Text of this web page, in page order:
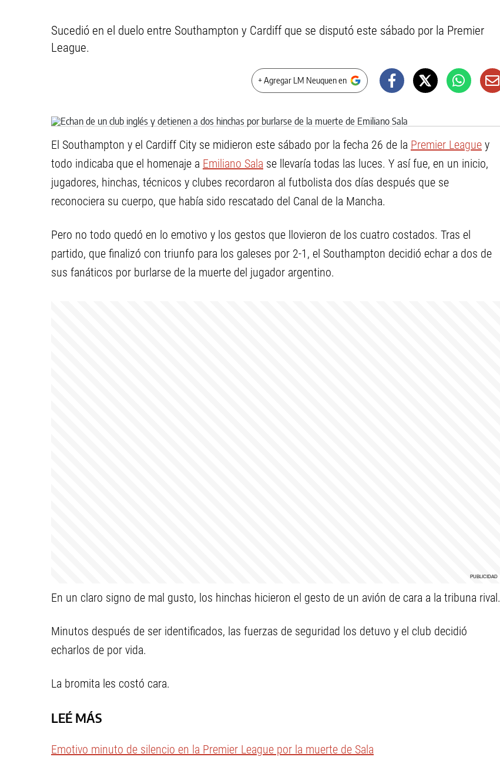
Sucedió en el duelo entre Southampton y Cardiff que se disputó este sábado por la Premier
League.
+ Agregar LM Neuquen en
El Southampton y el Cardiff City se midieron este sábado por la fecha 26 de la Premier League y
todo indicaba que el homenaje a Emiliano Sala se llevaría todas las luces. Y así fue, en un inicio,
jugadores, hinchas, técnicos y clubes recordaron al futbolista dos días después que se
reconociera su cuerpo, que había sido rescatado del Canal de la Mancha.
Pero no todo quedó en lo emotivo y los gestos que llovieron de los cuatro costados. Tras el
partido, que finalizó con triunfo para los galeses por 2-1, el Southampton decidió echar a dos de
sus fanáticos por burlarse de la muerte del jugador argentino.
En un claro signo de mal gusto, los hinchas hicieron el gesto de un avión de cara a la tribuna rival.
Minutos después de ser identificados, las fuerzas de seguridad los detuvo y el club decidió
echarlos de por vida.
La bromita les costó cara.
LEÉ MÁS
Emotivo minuto de silencio en la Premier League por la muerte de Sala